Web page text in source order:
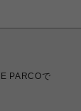
PARCOで